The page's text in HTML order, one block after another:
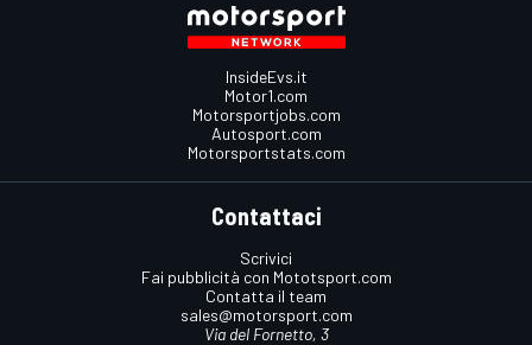
InsideEvs.it
Motor1.com
Motorsportjobs.com
Autosport.com
Motorsportstats.com
Contattaci
Scrivici
Fai pubblicità con Mototsport.com
Contatta il team
sales@motorsport.com
Via del Fornetto, 3